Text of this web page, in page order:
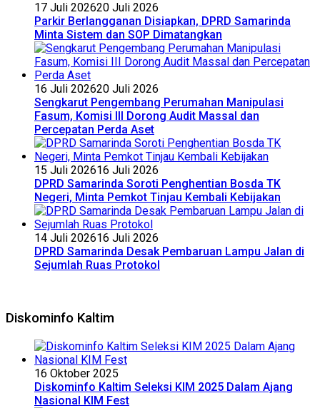
17 Juli 202620 Juli 2026
Parkir Berlangganan Disiapkan, DPRD Samarinda
Minta Sistem dan SOP Dimatangkan
16 Juli 202620 Juli 2026
Sengkarut Pengembang Perumahan Manipulasi
Fasum, Komisi III Dorong Audit Massal dan
Percepatan Perda Aset
15 Juli 202616 Juli 2026
DPRD Samarinda Soroti Penghentian Bosda TK
Negeri, Minta Pemkot Tinjau Kembali Kebijakan
14 Juli 202616 Juli 2026
DPRD Samarinda Desak Pembaruan Lampu Jalan di
Sejumlah Ruas Protokol
Diskominfo Kaltim
16 Oktober 2025
Diskominfo Kaltim Seleksi KIM 2025 Dalam Ajang
Nasional KIM Fest